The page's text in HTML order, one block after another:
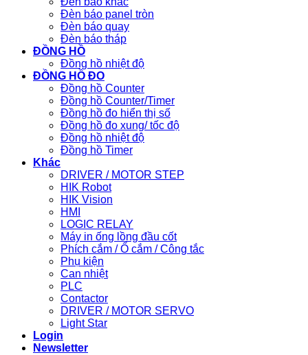
Đèn báo panel tròn
Đèn báo quay
Đèn báo tháp
ĐỒNG HỒ
Đồng hồ nhiệt độ
ĐỒNG HỒ ĐO
Đồng hồ Counter
Đồng hồ Counter/Timer
Đồng hồ đo hiển thị số
Đồng hồ đo xung/ tốc độ
Đồng hồ nhiệt độ
Đồng hồ Timer
Khác
DRIVER / MOTOR STEP
HIK Robot
HIK Vision
HMI
LOGIC RELAY
Máy in ống lồng đầu cốt
Phích cắm / Ổ cắm / Công tắc
Phụ kiện
Can nhiệt
PLC
Contactor
DRIVER / MOTOR SERVO
Light Star
Login
Newsletter